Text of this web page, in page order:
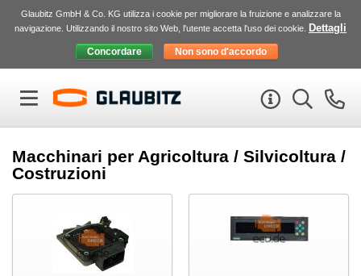
Glaubitz GmbH & Co. KG utilizza i cookie per migliorare la fruizione e analizzare la
navigazione. Utilizzando il nostro sito Web, l'utente accetta l'uso dei cookie.
Dettagli
Macchinari per Agricoltura / Silvicoltura /
Costruzioni